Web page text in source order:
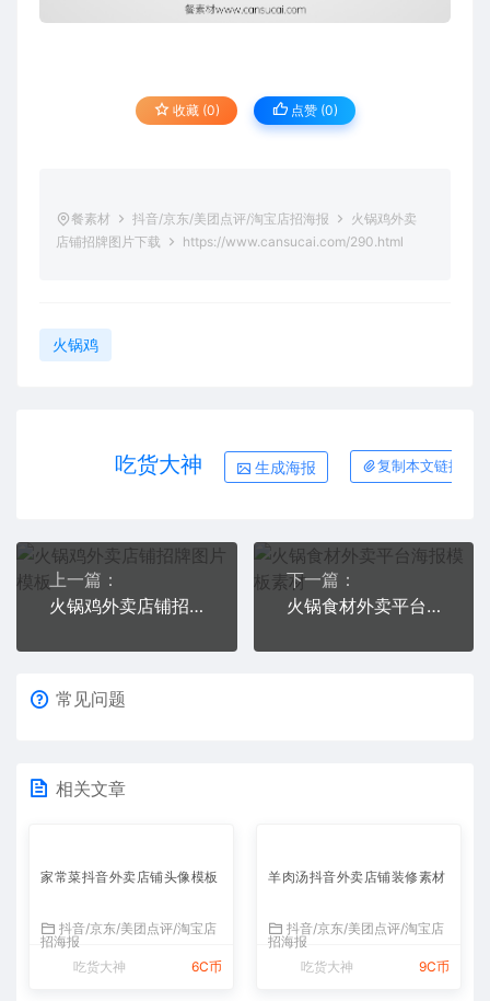
收藏 (0) 点赞 (0)
餐素材 抖音/京东/美团点评/淘宝店招海报
火锅鸡外卖
店铺招牌图片下载
https://www.cansucai.com/290.html
火锅鸡
吃货大神 生成海报 复制本文链接
上一篇：
火锅鸡外卖店铺招牌图片模板
下一篇：
火锅食材外卖平台海报模板素材
常见问题
相关文章
家常菜抖音外卖店铺头像模板
抖音/京东/美团点评/淘宝店
招海报
吃货大神
6C币
羊肉汤抖音外卖店铺装修素材
抖音/京东/美团点评/淘宝店
招海报
吃货大神
9C币